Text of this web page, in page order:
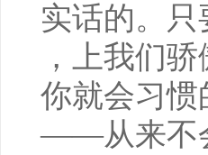
实话的。
，上我们
你就会习惯
——从来不